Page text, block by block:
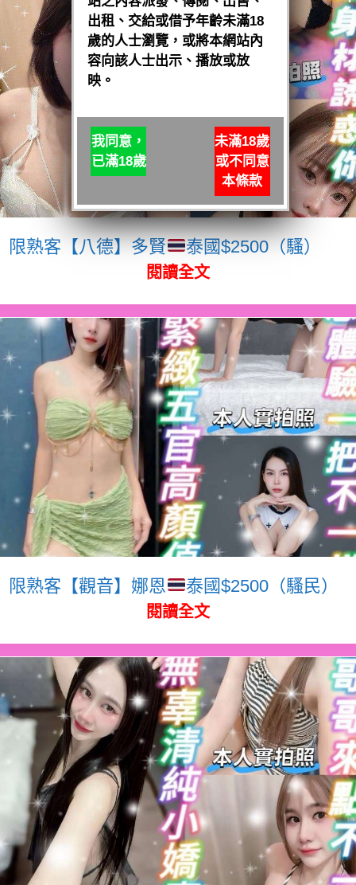
限熟客【八德】多賢 泰國$2500（騷）
閱讀全文
限熟客【觀音】娜恩 泰國$2500（騷民）
閱讀全文
出租、交給或借予年齡未滿18
歲的人士瀏覽，或將本網站內
容向該人士出示、播放或放
映。
我同意，
已滿18歲
未滿18歲
或不同意
本條款